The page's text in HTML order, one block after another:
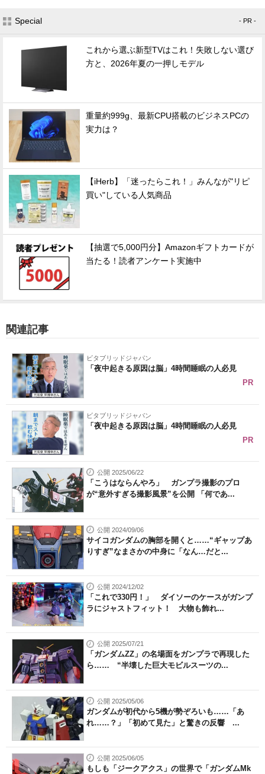
Special - PR -
これから選ぶ新型TVはこれ！失敗しない選び
方と、2026年夏の一押しモデル
重量約999g、最新CPU搭載のビジネスPCの
実力は？
【iHerb】「迷ったらこれ！」みんなが"リピ
買い"している人気商品
【抽選で5,000円分】Amazonギフトカードが
当たる！読者アンケート実施中
関連記事
ビタブリッドジャパン
「夜中起きる原因は脳」4時間睡眠の人必見
PR
ビタブリッドジャパン
「夜中起きる原因は脳」4時間睡眠の人必見
PR
公開 2025/06/22
「こうはならんやろ」 ガンプラ撮影のプロ
が“意外すぎる撮影風景”を公開 「何であ...
公開 2024/09/06
サイコガンダムの胸部を開くと……“ギャップあ
りすぎ”なまさかの中身に「なん…だと...
公開 2024/12/02
「これで330円！」 ダイソーのケースがガンプ
ラにジャストフィット！ 大物も飾れ...
公開 2025/07/21
「ガンダムZZ」の名場面をガンプラで再現した
ら…… “半壊した巨大モビルスーツの...
公開 2025/05/06
ガンダムが初代から5機が勢ぞろいも……「あ
れ……？」「初めて見た」と驚きの反響 ...
公開 2025/06/05
もしも「ジークアクス」の世界で「ガンダムMk